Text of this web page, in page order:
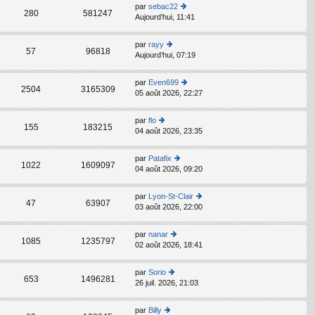
ult
er
le
d
er
er
m
e
s
a
e
280 581247
par sebac22
o
er
le
d
er
er
e
s
a
e
Aujourd’hui, 11:41
57 96818
par rayy
o
ult
er
le
er
er
m
e
s
s
a
e
Aujourd’hui, 07:19
2504 3165309
par Even699
o
er
le
er
er
m
e
s
a
e
05 août 2026, 22:27
155 183215
par flo
o
ult
er
le
d
er
er
m
e
s
s
a
e
04 août 2026, 23:35
1022 1609097
par Patafix
o
ult
er
le
d
er
er
m
e
s
04 août 2026, 09:20
47 63907
par Lyon-St-Clair
o
er
le
er
er
03 août 2026, 22:00
1085 1235797
par nanar
o
s
ult
er
le
02 août 2026, 18:41
653 1496281
par Sorio
o
26 juil. 2026, 21:03
par Billy